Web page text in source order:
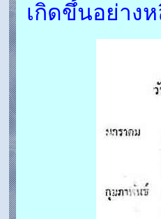
เกิดขึ้นอย่าง